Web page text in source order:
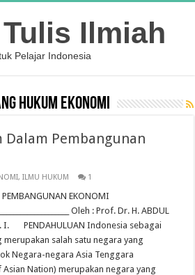
Ilmiah
Pelajar Indonesia
hukum ekonomi
Dalam Pembangunan
,ILMU HUKUM 1
EKONOMI
Oleh : Prof. Dr. H. ABDUL
I. PENDAHULUAN Indonesia sebagai
salah satu negara yang
Negara-negara Asia Tenggara
Asian Nation) merupakan negara yang